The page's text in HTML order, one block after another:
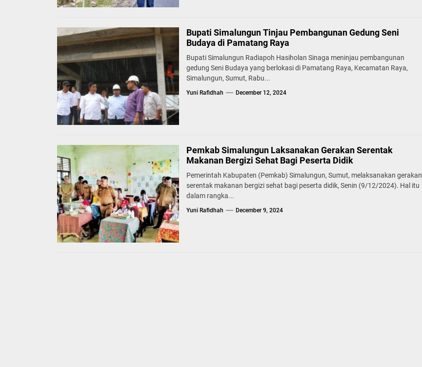
Bupati Simalungun Tinjau Pembangunan Gedung Seni
Budaya di Pamatang Raya
Bupati Simalungun Radiapoh Hasiholan Sinaga meninjau pembangunan
gedung Seni Budaya yang berlokasi di Pamatang Raya, Kecamatan Raya,
Simalungun, Sumut, Rabu...
Yuni Rafidhah December 12, 2024
Pemkab Simalungun Laksanakan Gerakan Serentak
Makanan Bergizi Sehat Bagi Peserta Didik
Pemerintah Kabupaten (Pemkab) Simalungun, Sumut, melaksanakan gerakan
serentak makanan bergizi sehat bagi peserta didik, Senin (9/12/2024). Hal itu
dalam rangka...
Yuni Rafidhah December 9, 2024